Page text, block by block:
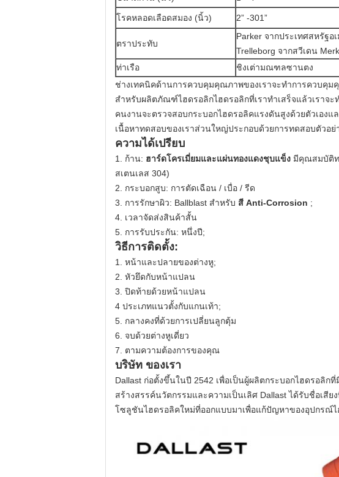
โรคหลอดเลือดสมอง (นิ้ว) 2” -301”
ตราประทับ
Parker จากประเทศสหรัฐอ
Trelleborg จากสวีเดน
ท่าเรือ
ชิงเต่ามณฑลซานตง
ช่างเทคนิคด้านการควบคุมคุณภาพของเราจะทำการควบคุ
สำหรับผลิตภัณฑ์ไฮดรอลิกไฮดรอลิกที่เราทำเสร็จแล้วเราจะ
คนงานจะตรวจสอบกระบอกไฮดรอลิคแรงดันสูงด้วยตัวเองแ
เนื้อหาทดสอบของเราส่วนใหญ่ประกอบด้วยการทดสอบตัว
ความได้เปรียบ
1. ก้าน: ฮาร์ดโครเมี่ยมและแผ่นทองแดงชุบแข็ง มีคุณสมบัติท
สเตนเลส 304)
2. กระบอกสูบ: การตัดเฉือน / เบื่อ / รีด
3. การรักษาผิว: Ballblast สำหรับ สี Anti-Corrosion ;
4. เวลาจัดส่งสินค้าสั้น
5. การรับประกัน: หนึ่งปี;
วิธีการติดตั้ง:
1. หน้าและปลายของต่างหู;
2. หัวยึดกับหน้าแปลน
3. ปิดท้ายด้วยหน้าแปลน
4 ประเภทแนวตั้งกับแกนเท้า;
5. กลางคงที่ด้วยการเปลี่ยนลูกตุ้ม
6. จบด้วยต่างหูเดี่ยว
7. ตามความต้องการของคุณ
บริษัท ของเรา
Dallast ก่อตั้งขึ้นในปี 2542 เพื่อเป็นผู้ผลิตกระบอกไฮดรอลิ
สร้างสรรค์นวัตกรรมและความเป็นเลิศ Dallast ได้รับชื่อเสี
โซลูชันไฮดรอลิคใหม่ที่ออกแบบมาเพื่อแก้ปัญหาของอุปกรณ์